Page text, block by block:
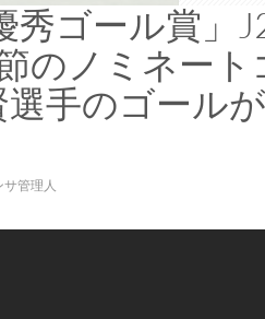
秀ゴール賞」
のノミネート
手のゴール
管理人